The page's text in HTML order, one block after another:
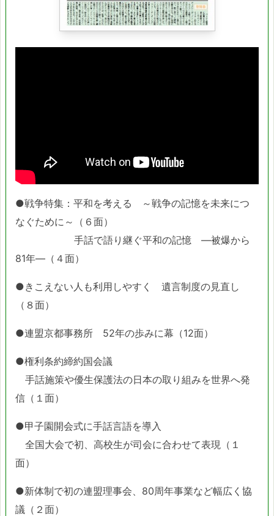
●戦争特集：平和を考える ～戦争の記憶を未来につ
なぐために～（６面）
手話で語り継ぐ平和の記憶 ―被爆から
81年―（４面）
●きこえない人も利用しやすく 遺言制度の見直し
（８面）
●連盟京都事務所 52年の歩みに幕（12面）
●権利条約締約国会議
手話施策や優生保護法の日本の取り組みを世界へ発
信（１面）
●甲子園開会式に手話言語を導入
全国大会で初、高校生が司会に合わせて表現（１
面）
●新体制で初の連盟理事会、80周年事業など幅広く協
議（２面）